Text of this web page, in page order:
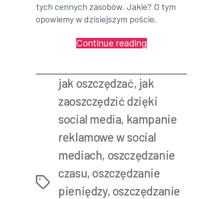
tych cennych zasobów. Jakie? O tym
opowiemy w dzisiejszym poście.
Continue reading
Media”
Tags
jak oszczędzać, jak
zaoszczędzić dzięki
social media, kampanie
reklamowe w social
mediach, oszczędzanie
czasu, oszczędzanie
pieniędzy, oszczędzanie